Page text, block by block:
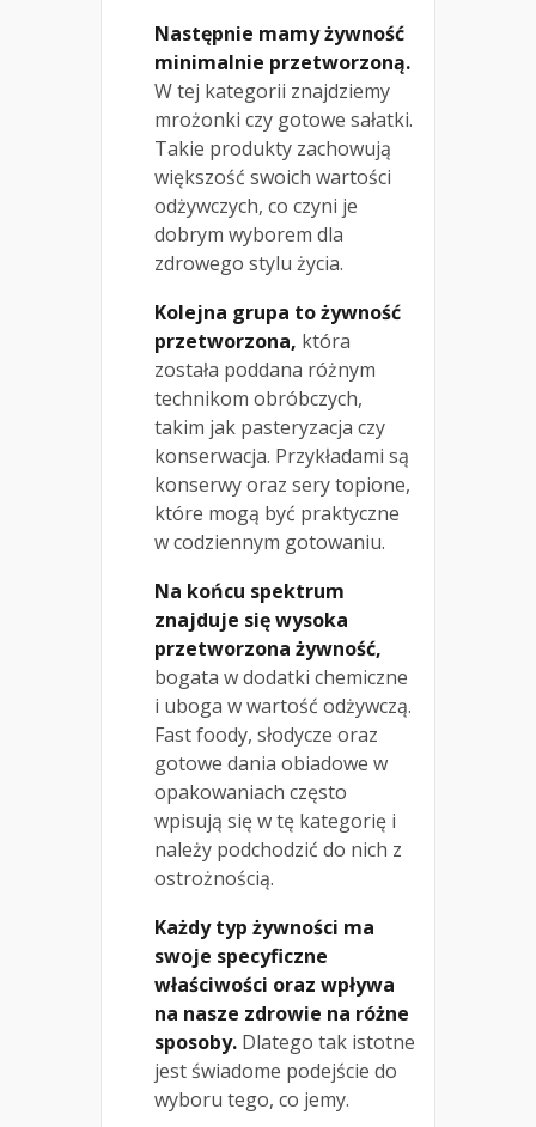
Następnie mamy żywność
minimalnie przetworzoną.
W tej kategorii znajdziemy
mrożonki czy gotowe sałatki.
Takie produkty zachowują
większość swoich wartości
odżywczych, co czyni je
dobrym wyborem dla
zdrowego stylu życia.
Kolejna grupa to żywność
przetworzona, która
została poddana różnym
technikom obróbczych,
takim jak pasteryzacja czy
konserwacja. Przykładami są
konserwy oraz sery topione,
które mogą być praktyczne
w codziennym gotowaniu.
Na końcu spektrum
znajduje się wysoka
przetworzona żywność,
bogata w dodatki chemiczne
i uboga w wartość odżywczą.
Fast foody, słodycze oraz
gotowe dania obiadowe w
opakowaniach często
wpisują się w tę kategorię i
należy podchodzić do nich z
ostrożnością.
Każdy typ żywności ma
swoje specyficzne
właściwości oraz wpływa
na nasze zdrowie na różne
sposoby. Dlatego tak istotne
jest świadome podejście do
wyboru tego, co jemy.